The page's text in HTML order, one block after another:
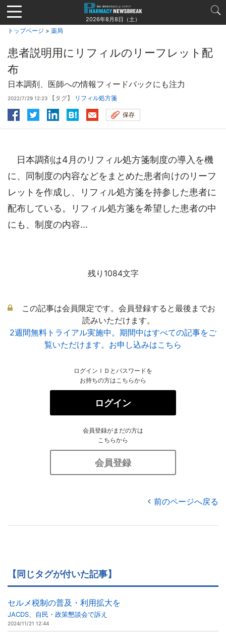
Jump
to
navigation
2026年8月8日（土）
トップページ > 薬局
患者説明用にリフィルのリーフレット配
布
日本調剤、医師への情報フィードバックにも注力
2022/7/29 12:23 【タグ】 リフィル処方箋
保存
日本調剤は4月のリフィル処方箋制度の導入を機
に、同制度の内容などをまとめた患者向けのリーフ
レットを作成し、リフィル処方箋を持参した患者に
配布している。リフィル処方箋を希望した患者の中
にも、制度の内容...
残り1084文字
この記事は会員限定です。会員登録すると最後までお
読みいただけます。
2週間無料トライアル実施中。期間中はすべての記事をご
覧いただけます。お申し込みはこちら
ログインＩＤとパスワードを
お持ちの方はこちらから
ログイン
会員登録がまだの方は
こちらから
会員登録
前のページへ戻る
【同じタグが付いた記事】
セルメ税制の普及・利用拡大を
JACDS、自民・政策懇談会で訴え
2024/11/21 12:44